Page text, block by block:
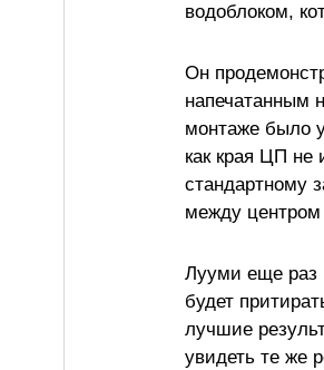
водоблоком,
Он
напечатанным
монтаже было
как края ЦП не
стандартному
между
Лууми еще раз
будет
лучшие
увидеть те же